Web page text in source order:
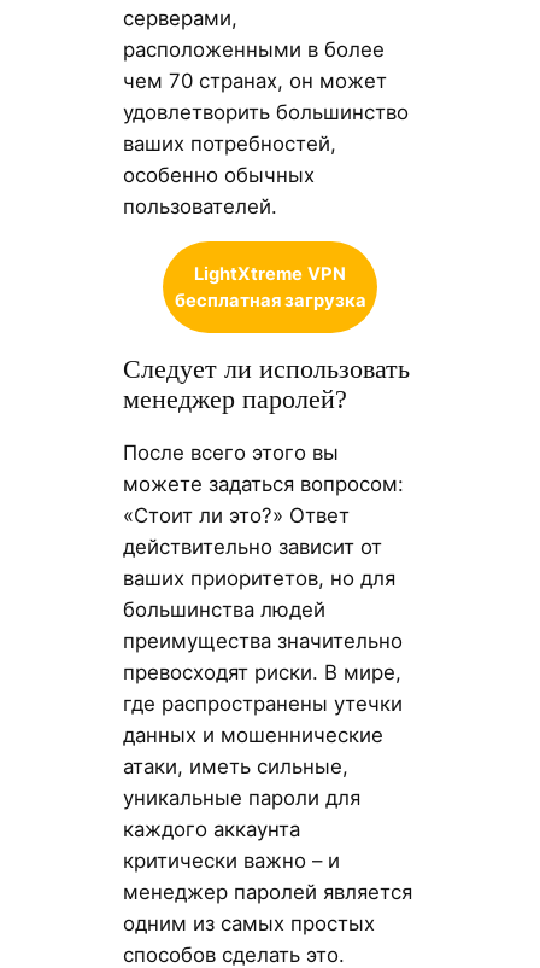
серверами,
расположенными в более
чем 70 странах, он может
удовлетворить большинство
ваших потребностей,
особенно обычных
пользователей.
LightXtreme VPN
бесплатная загрузка
Следует ли использовать
менеджер паролей?
После всего этого вы
можете задаться вопросом:
«Стоит ли это?» Ответ
действительно зависит от
ваших приоритетов, но для
большинства людей
преимущества значительно
превосходят риски. В мире,
где распространены утечки
данных и мошеннические
атаки, иметь сильные,
уникальные пароли для
каждого аккаунта
критически важно – и
менеджер паролей является
одним из самых простых
способов сделать это.